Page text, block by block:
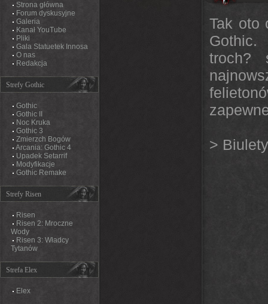
Strona główna
Forum dyskusyjne
Galeria
Kanał YouTube
Pliki
Gala Statuetek Innosa
O nas
Redakcja
Strefy Gothic
Gothic
Gothic II
Noc Kruka
Gothic 3
Zmierzch Bogów
Arcania: Gothic 4
Upadek Setarrif
Modyfikacje
Gothic Remake
Strefy Risen
Risen
Risen 2: Mroczne
Wody
Risen 3: Władcy
Tytanów
Strefa Elex
Elex
Tak oto
Gothic.
troch?
>